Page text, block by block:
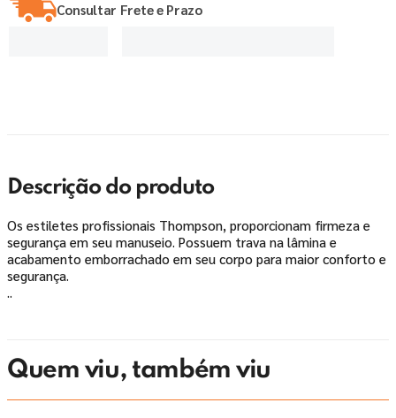
Consultar Frete e Prazo
Descrição do produto
Os estiletes profissionais Thompson, proporcionam firmeza e
segurança em seu manuseio. Possuem trava na lâmina e
acabamento emborrachado em seu corpo para maior conforto e
segurança.
..
Quem viu, também viu